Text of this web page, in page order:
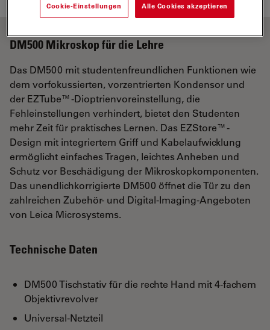
DM500 Mikroskop für die Lehre
Das DM500 mit studentenfreundlichen Funktionen wie
dem vorfokussierten, vorzentrierten Kondensor und
der EZTube™-Dioptrienvoreinstellung, die
Fehleinstellungen verhindert, bietet den Studenten
mehr Zeit für praktisches Lernen. Das EZStore™-
Design mit integriertem Griff und Kabelaufwicklung
ermöglicht einfaches Tragen, leichtes Anheben und
Schutz vor Beschädigung der Mikroskopkomponenten.
Das unendlichkorrigierte DM500 öffnet die Tür zu den
zahlreichen Zubehör- und Digital-Imaging-Angeboten
von Leica Microsystems.
Technische Daten
DM500 Tischstativ für die rechte Hand mit 4-fachem
Objektivrevolver
Universal-Netzteil
Cookie-Einstellungen Alle Cookies akzeptieren